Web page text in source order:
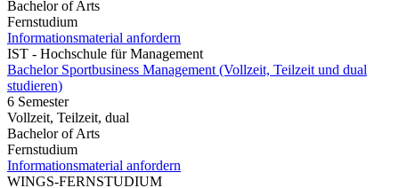
Bachelor of Arts
Fernstudium
Informationsmaterial anfordern
IST - Hochschule für Management
Bachelor Sportbusiness Management (Vollzeit, Teilzeit und dual
studieren)
6 Semester
Vollzeit, Teilzeit, dual
Bachelor of Arts
Fernstudium
Informationsmaterial anfordern
WINGS-FERNSTUDIUM